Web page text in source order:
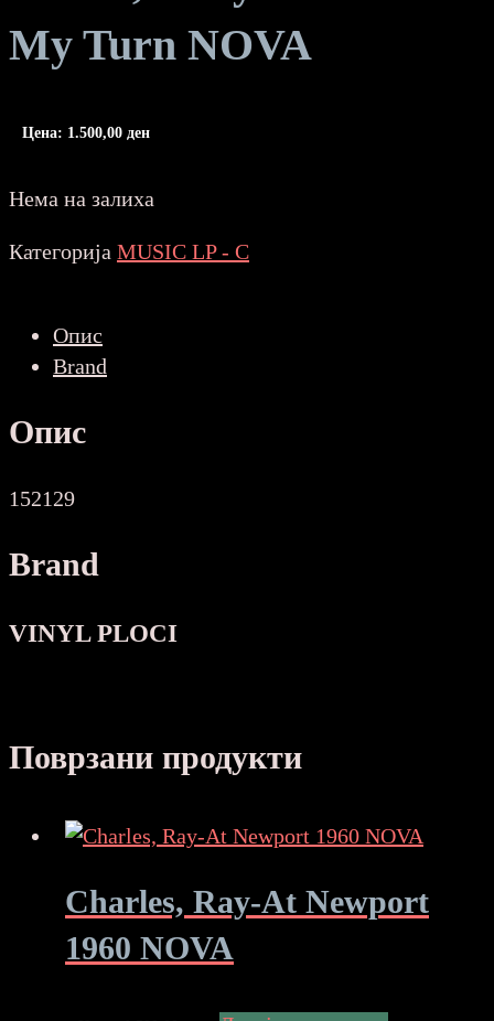
My Turn NOVA
Цена: 1.500,00 ден
Нема на залиха
Категорија MUSIC LP - C
Опис
Brand
Опис
152129
Brand
VINYL PLOCI
Поврзани продукти
Charles, Ray-At Newport
1960 NOVA